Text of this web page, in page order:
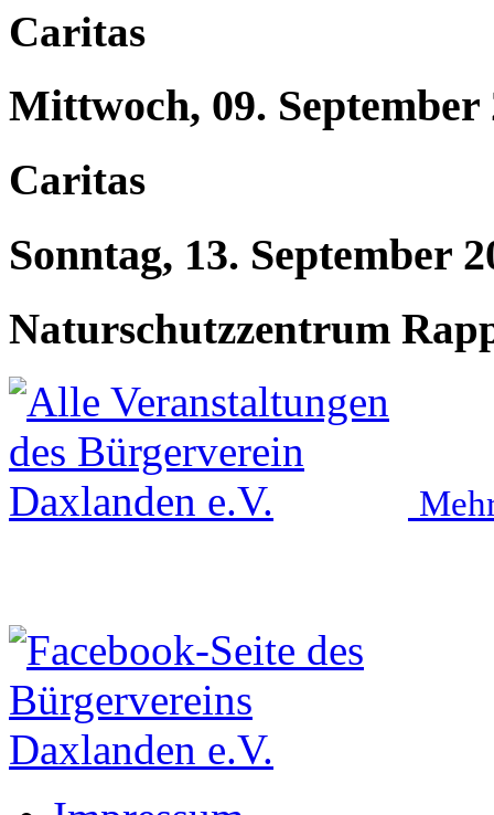
Caritas
Mittwoch, 09. September
Caritas
Sonntag, 13. September
Naturschutzzentrum